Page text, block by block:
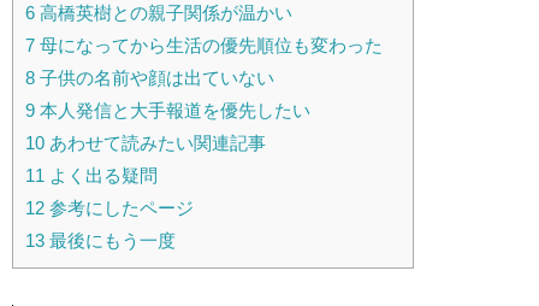
6 高橋英樹との親子関係が温かい
7 母になってから生活の優先順位も変わった
8 子供の名前や顔は出ていない
9 本人発信と大手報道を優先したい
10 あわせて読みたい関連記事
11 よく出る疑問
12 参考にしたページ
13 最後にもう一度